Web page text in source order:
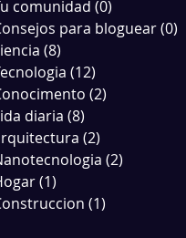
comunidad (0)
para bloguear(0)
(8)
(12)
(2)
diaria (8)
(2)
(2)
(1)
(1)